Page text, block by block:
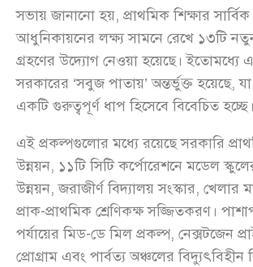
সভায় জানানো হয়, প্রাথমিক শিক্ষার
আধুনিকায়নের লক্ষ্য সামনে রেখে ১৩টি
গ্রহণের উদ্যোগ নেওয়া হয়েছে। ইতোমধ্যে
সরকারের ‘সবুজ পাতায়’ অন্তর্ভুক্ত হয়েছে,
একটি গুরুত্বপূর্ণ ধাপ হিসেবে বিবেচিত হচ্ছে।
এই প্রকল্পগুলোর মধ্যে রয়েছে সরকারি
উন্নয়ন, ১১টি সিটি কর্পোরেশনে মডেল
উন্নয়ন, জরাজীর্ণ বিদ্যালয় সংস্কার, খেলার
প্রাক-প্রাথমিক শ্রেণিকক্ষ সজ্জিতকরণ।
পর্যায়ের মিড-ডে মিল প্রকল্প, নেক্সটজেন
প্রোগ্রাম এবং পার্বত্য অঞ্চলের বিদ্যুৎবিহীন